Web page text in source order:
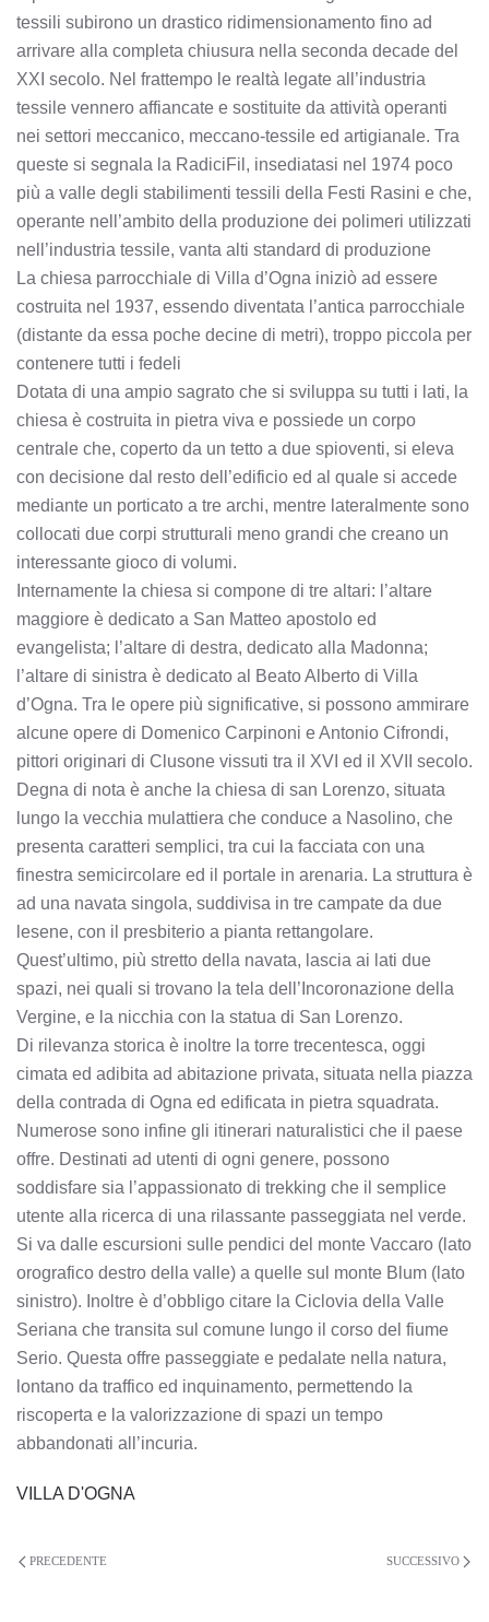
tessili subirono un drastico ridimensionamento fino ad
arrivare alla completa chiusura nella seconda decade del
XXI secolo. Nel frattempo le realtà legate all’industria
tessile vennero affiancate e sostituite da attività operanti
nei settori meccanico, meccano-tessile ed artigianale. Tra
queste si segnala la RadiciFil, insediatasi nel 1974 poco
più a valle degli stabilimenti tessili della Festi Rasini e che,
operante nell’ambito della produzione dei polimeri utilizzati
nell’industria tessile, vanta alti standard di produzione
La chiesa parrocchiale di Villa d’Ogna iniziò ad essere
costruita nel 1937, essendo diventata l’antica parrocchiale
(distante da essa poche decine di metri), troppo piccola per
contenere tutti i fedeli
Dotata di una ampio sagrato che si sviluppa su tutti i lati, la
chiesa è costruita in pietra viva e possiede un corpo
centrale che, coperto da un tetto a due spioventi, si eleva
con decisione dal resto dell’edificio ed al quale si accede
mediante un porticato a tre archi, mentre lateralmente sono
collocati due corpi strutturali meno grandi che creano un
interessante gioco di volumi.
Internamente la chiesa si compone di tre altari: l’altare
maggiore è dedicato a San Matteo apostolo ed
evangelista; l’altare di destra, dedicato alla Madonna;
l’altare di sinistra è dedicato al Beato Alberto di Villa
d’Ogna. Tra le opere più significative, si possono ammirare
alcune opere di Domenico Carpinoni e Antonio Cifrondi,
pittori originari di Clusone vissuti tra il XVI ed il XVII secolo.
Degna di nota è anche la chiesa di san Lorenzo, situata
lungo la vecchia mulattiera che conduce a Nasolino, che
presenta caratteri semplici, tra cui la facciata con una
finestra semicircolare ed il portale in arenaria. La struttura è
ad una navata singola, suddivisa in tre campate da due
lesene, con il presbiterio a pianta rettangolare.
Quest’ultimo, più stretto della navata, lascia ai lati due
spazi, nei quali si trovano la tela dell’Incoronazione della
Vergine, e la nicchia con la statua di San Lorenzo.
Di rilevanza storica è inoltre la torre trecentesca, oggi
cimata ed adibita ad abitazione privata, situata nella piazza
della contrada di Ogna ed edificata in pietra squadrata.
Numerose sono infine gli itinerari naturalistici che il paese
offre. Destinati ad utenti di ogni genere, possono
soddisfare sia l’appassionato di trekking che il semplice
utente alla ricerca di una rilassante passeggiata nel verde.
Si va dalle escursioni sulle pendici del monte Vaccaro (lato
orografico destro della valle) a quelle sul monte Blum (lato
sinistro). Inoltre è d’obbligo citare la Ciclovia della Valle
Seriana che transita sul comune lungo il corso del fiume
Serio. Questa offre passeggiate e pedalate nella natura,
lontano da traffico ed inquinamento, permettendo la
riscoperta e la valorizzazione di spazi un tempo
abbandonati all’incuria.
VILLA D'OGNA
PRECEDENTE SUCCESSIVO